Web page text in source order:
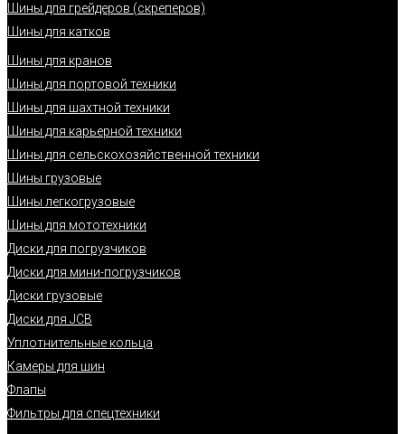
Шины для грейдеров (скреперов)
Шины для катков
Шины для кранов
Шины для портовой техники
Шины для шахтной техники
Шины для карьерной техники
Шины для сельскохозяйственной техники
Шины грузовые
Шины легкогрузовые
Шины для мототехники
Диски для погрузчиков
Диски для мини-погрузчиков
Диски грузовые
Диски для JCB
Уплотнительные кольца
Камеры для шин
Флапы
Фильтры для спецтехники